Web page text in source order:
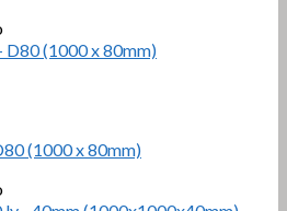
(1000 x 80mm)